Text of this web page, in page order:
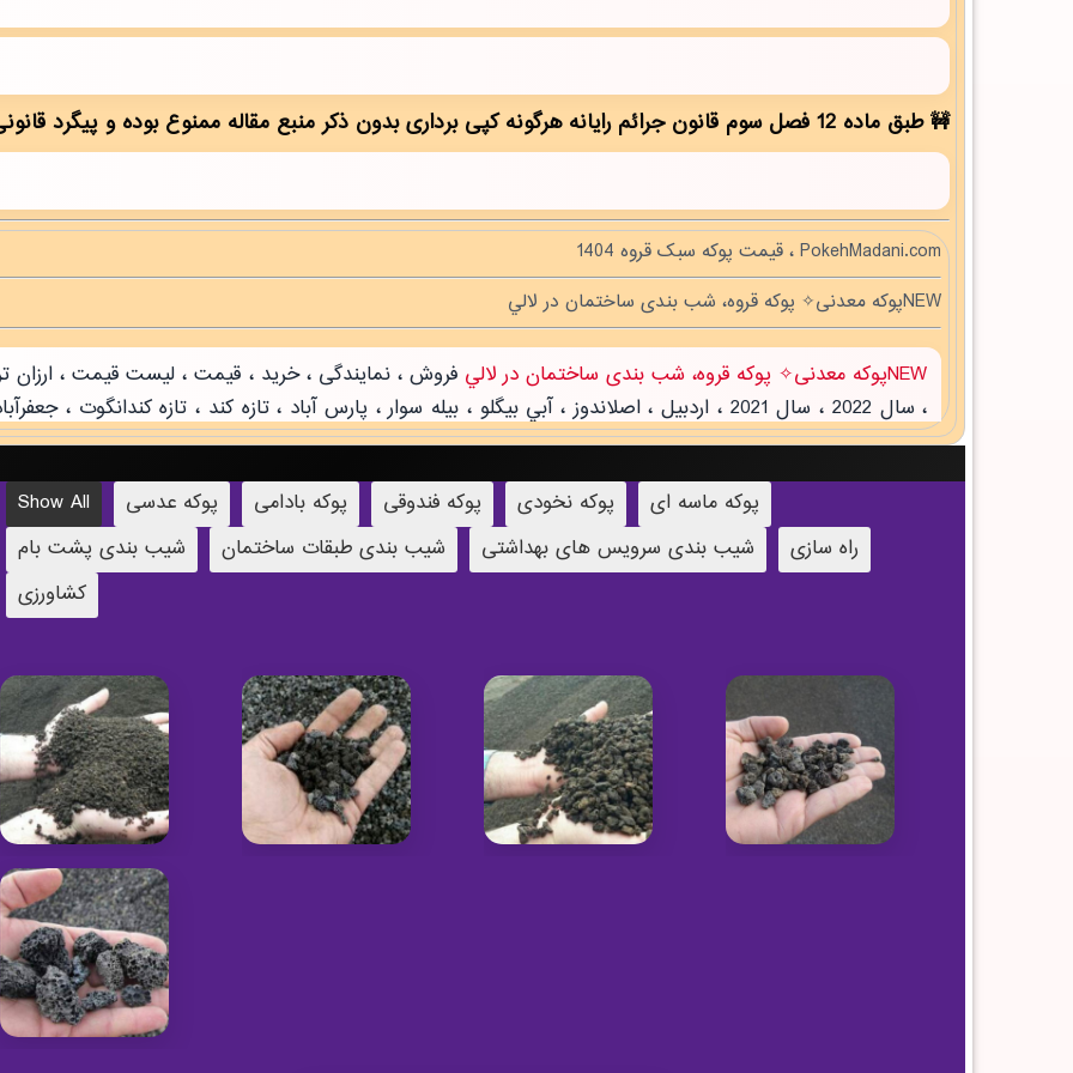
طبق ماده 12 فصل سوم قانون جرائم رایانه هرگونه کپی برداری بدون ذکر منبع مقاله ممنوع بوده و پیگرد قانونی دارد!
PokehMadani.com ، قیمت پوکه سبک قروه 1404
NEWپوکه معدنی✧ پوکه قروه، شب بندی ساختمان در لالي
NEWپوکه معدنی✧ پوکه قروه، شب بندی ساختمان در لالي
Show All پوکه عدسی پوکه بادامی پوکه فندوقی پوکه نخودی
پوکه ماسه ای
شیب بندی پشت بام
شیب بندی طبقات ساختمان شیب بندی سرویس های بهداشتی
راه سازی
کشاورزی